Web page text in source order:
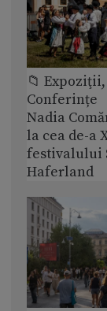
📁
Conferințe
Nadia
la cea de-a
festivalului
Haferland